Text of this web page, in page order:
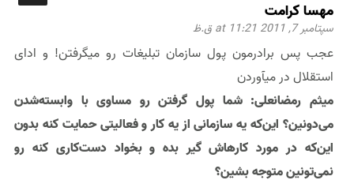
مهسا کرامت
سپتامبر 7, 2011 at 11:21 ق.ظ
عجب پس برادرمون پول سازمان تبلیغات رو میگرفتن! و ادای
استقلال در میآوردن
میثم رمضانعلی: شما پول گرفتن رو مساوی با وابسته‌شدن
می‌دونین؟ این‌که یه سازمانی از یه کار و فعالیتی حمایت کنه بدون
این‌که در مورد کارهاش گیر بده و بخواد دست‌کاری کنه رو
نمی‌تونین متوجه بشین؟